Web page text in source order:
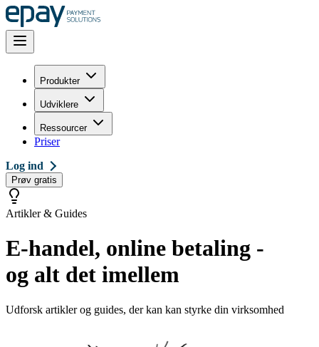
Produkter
Udviklere
Ressourcer
Priser
Log ind
Prøv gratis
Artikler & Guides
E-handel, online betaling -
og alt det imellem
Udforsk artikler og guides, der kan kan styrke din virksomhed